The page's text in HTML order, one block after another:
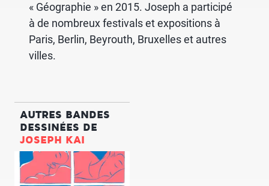
« Géographie » en 2015. Joseph a participé
à de nombreux festivals et expositions à
Paris, Berlin, Beyrouth, Bruxelles et autres
villes.
AUTRES BANDES
DESSINÉES DE
JOSEPH KAI